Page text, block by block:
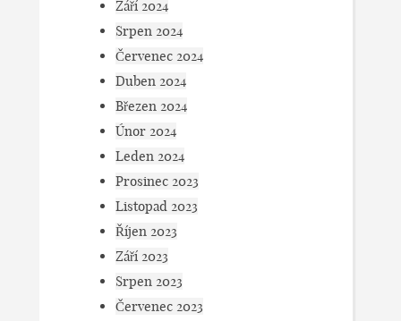
Září 2024
Srpen 2024
Červenec 2024
Duben 2024
Březen 2024
Únor 2024
Leden 2024
Prosinec 2023
Listopad 2023
Říjen 2023
Září 2023
Srpen 2023
Červenec 2023